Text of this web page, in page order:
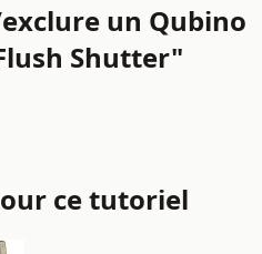
un Qubino
Shutter"
ce tutoriel